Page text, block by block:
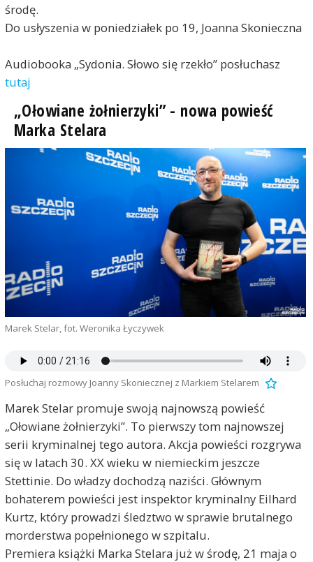
środę.
Do usłyszenia w poniedziałek po 19, Joanna Skonieczna
Audiobooka „Sydonia. Słowo się rzekło” posłuchasz
tutaj
„Ołowiane żołnierzyki” - nowa powieść
Marka Stelara
Marek Stelar, fot. Weronika Łyczywek
Posłuchaj rozmowy Joanny Skoniecznej z Markiem Stelarem
Marek Stelar promuje swoją najnowszą powieść
„Ołowiane żołnierzyki”. To pierwszy tom najnowszej
serii kryminalnej tego autora. Akcja powieści rozgrywa
się w latach 30. XX wieku w niemieckim jeszcze
Stettinie. Do władzy dochodzą naziści. Głównym
bohaterem powieści jest inspektor kryminalny Eilhard
Kurtz, który prowadzi śledztwo w sprawie brutalnego
morderstwa popełnionego w szpitalu.
Premiera książki Marka Stelara już w środę, 21 maja o